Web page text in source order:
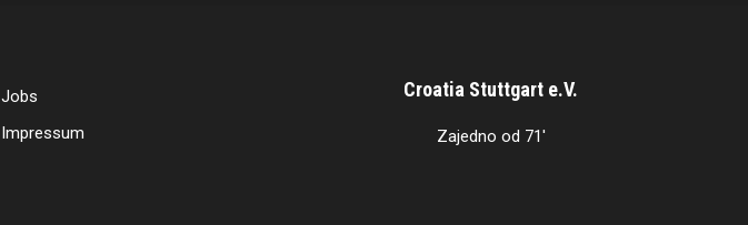
Jobs
Impressum
Croatia Stuttgart e.V.
Zajedno od 71'